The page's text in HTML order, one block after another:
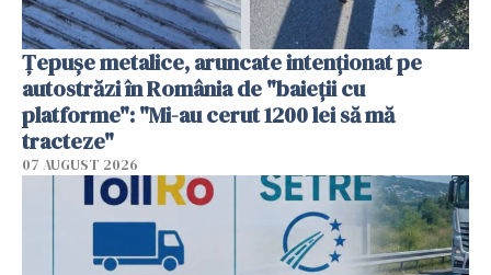
Țepușe metalice, aruncate intenționat pe
autostrăzi în România de "baieții cu
platforme": "Mi-au cerut 1200 lei să mă
tracteze"
07 AUGUST 2026